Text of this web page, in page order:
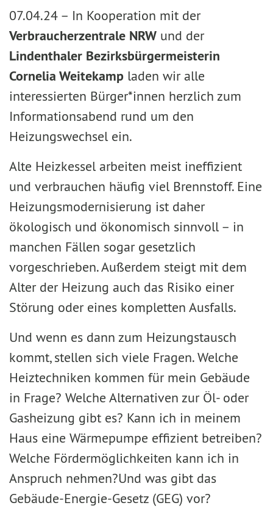
07.04.24 – In Kooperation mit der
Verbraucherzentrale NRW und der
Lindenthaler Bezirksbürgermeisterin
Cornelia Weitekamp laden wir alle
interessierten Bürger*innen herzlich zum
Informationsabend rund um den
Heizungswechsel ein.
Alte Heizkessel arbeiten meist ineffizient
und verbrauchen häufig viel Brennstoff. Eine
Heizungsmodernisierung ist daher
ökologisch und ökonomisch sinnvoll – in
manchen Fällen sogar gesetzlich
vorgeschrieben. Außerdem steigt mit dem
Alter der Heizung auch das Risiko einer
Störung oder eines kompletten Ausfalls.
Und wenn es dann zum Heizungstausch
kommt, stellen sich viele Fragen. Welche
Heiztechniken kommen für mein Gebäude
in Frage? Welche Alternativen zur Öl- oder
Gasheizung gibt es? Kann ich in meinem
Haus eine Wärmepumpe effizient betreiben?
Welche Fördermöglichkeiten kann ich in
Anspruch nehmen?Und was gibt das
Gebäude-Energie-Gesetz (GEG) vor?